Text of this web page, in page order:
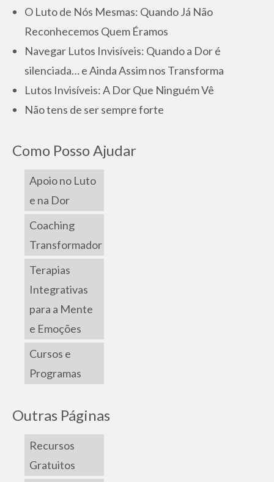
O Luto de Nós Mesmas: Quando Já Não
Reconhecemos Quem Éramos
Navegar Lutos Invisíveis: Quando a Dor é
silenciada… e Ainda Assim nos Transforma
Lutos Invisíveis: A Dor Que Ninguém Vê
Não tens de ser sempre forte
Como Posso Ajudar
Apoio no Luto
e na Dor
Coaching
Transformador
Terapias
Integrativas
para a Mente
e Emoções
Cursos e
Programas
Outras Páginas
Recursos
Gratuitos